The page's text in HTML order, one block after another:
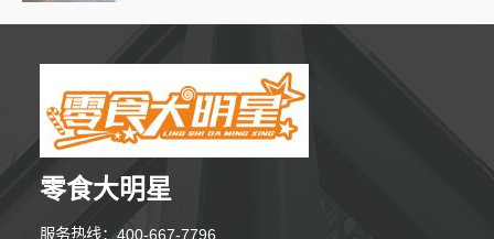
零食大明星
服务热线：400-667-7796